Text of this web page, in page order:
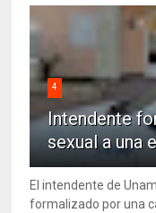
4
Intendente
sexual a una
El intendente de
formalizado por una